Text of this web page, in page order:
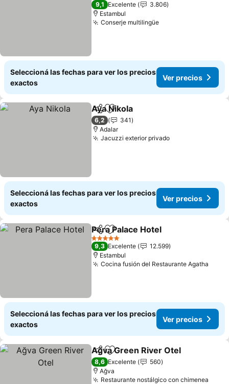
9,1 Excelente
3.806
Estambul
Conserje multilingüe
Seleccioná las fechas para ver los precios
exactos
Ver precios
CompartirAñadir a favoritos
Aya Nikola
6,2
341
Adalar
Jacuzzi exterior privado
Seleccioná las fechas para ver los precios
exactos
Ver precios
CompartirAñadir a favoritos
Pera Palace Hotel
5 Estrellas
9,3 Excelente
12.599
Estambul
Cocina fusión del Restaurante Agatha
Seleccioná las fechas para ver los precios
exactos
Ver precios
CompartirAñadir a favoritos
Ağva Green River Otel
8,6 Excelente
560
Ağva
Restaurante nostálgico con chimenea